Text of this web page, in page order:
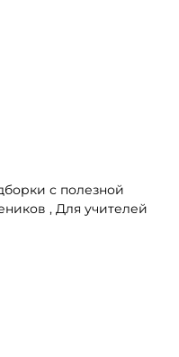
с полезной
, Для учителей